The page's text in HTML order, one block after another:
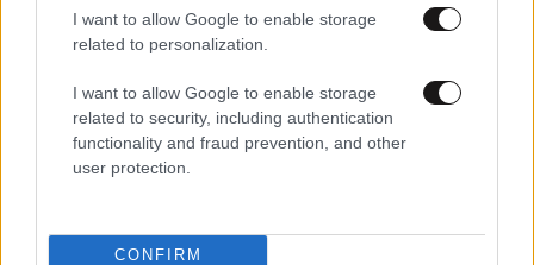
I want to allow Google to enable storage
related to personalization.
I want to allow Google to enable storage
related to security, including authentication
functionality and fraud prevention, and other
user protection.
CONFIRM
ΕΛΛΑΔΑ10·08·2026 00:07
Σαν σήμερα 10 Αυγούστου: Η Ελλάδα αγγίζει
πέντε θαλασσών»